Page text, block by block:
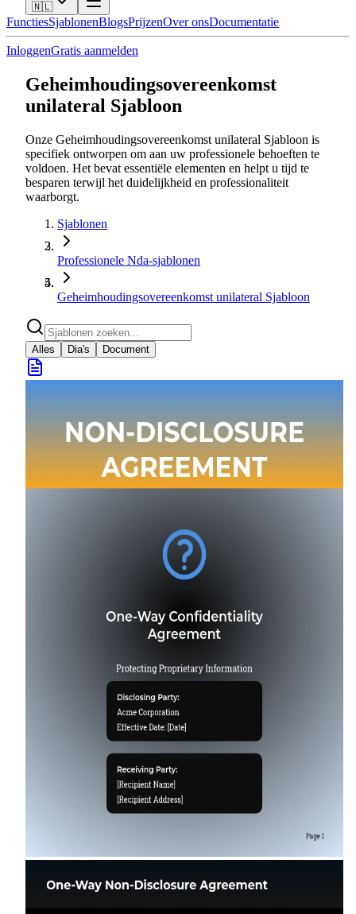
🇳🇱
FunctiesSjablonenBlogsPrijzenOver onsDocumentatie
InloggenGratis aanmelden
Geheimhoudingsovereenkomst
unilateral Sjabloon
Onze Geheimhoudingsovereenkomst unilateral Sjabloon is
specifiek ontworpen om aan uw professionele behoeften te
voldoen. Het bevat essentiële elementen en helpt u tijd te
besparen terwijl het duidelijkheid en professionaliteit
waarborgt.
Sjablonen
Professionele Nda-sjablonen
Geheimhoudingsovereenkomst unilateral Sjabloon
Alles Dia's Document